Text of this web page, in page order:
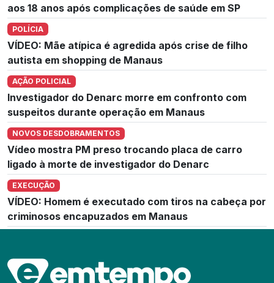
aos 18 anos após complicações de saúde em SP
POLÍCIA
VÍDEO: Mãe atípica é agredida após crise de filho
autista em shopping de Manaus
AÇÃO POLICIAL
Investigador do Denarc morre em confronto com
suspeitos durante operação em Manaus
NOVOS DESDOBRAMENTOS
Vídeo mostra PM preso trocando placa de carro
ligado à morte de investigador do Denarc
EXECUÇÃO
VÍDEO: Homem é executado com tiros na cabeça por
criminosos encapuzados em Manaus